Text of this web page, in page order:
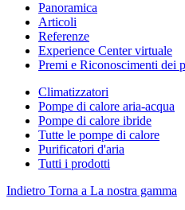
Panoramica
Articoli
Referenze
Experience Center virtuale
Premi e Riconoscimenti dei
Climatizzatori
Pompe di calore aria-acqua
Pompe di calore ibride
Tutte le pompe di calore
Purificatori d'aria
Tutti i prodotti
Indietro Torna a La nostra gamma